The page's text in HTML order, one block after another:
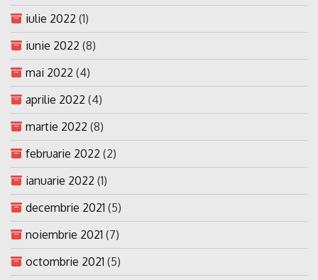
iulie 2022 (1)
iunie 2022 (8)
mai 2022 (4)
aprilie 2022 (4)
martie 2022 (8)
februarie 2022 (2)
ianuarie 2022 (1)
decembrie 2021 (5)
noiembrie 2021 (7)
octombrie 2021 (5)